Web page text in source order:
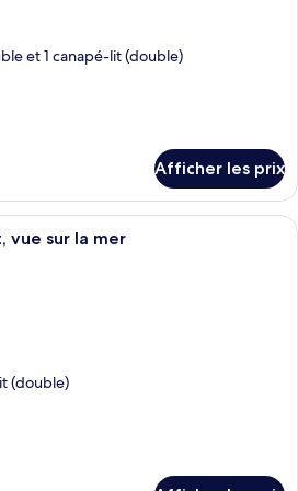
et 1 canapé-lit (double)
Afficher les prix
Une chambre d’hôtel avec deux lits,
vue sur la mer
(double)